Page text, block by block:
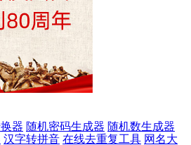
器 随机密码生成器 随机数生成器
汉字转拼音 在线去重复工具 网名大